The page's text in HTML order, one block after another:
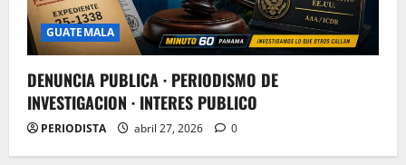
GUATEMALA
DENUNCIA PUBLICA · PERIODISMO DE
INVESTIGACION · INTERES PUBLICO
PERIODISTA abril 27, 2026 0